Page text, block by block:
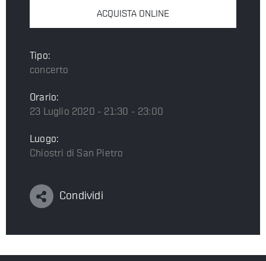
ACQUISTA ONLINE
Tipo:
concerto
Orario:
23 Luglio 2020 - 21:30 - 23:00
Luogo:
Chiostri di San Pietro
Condividi